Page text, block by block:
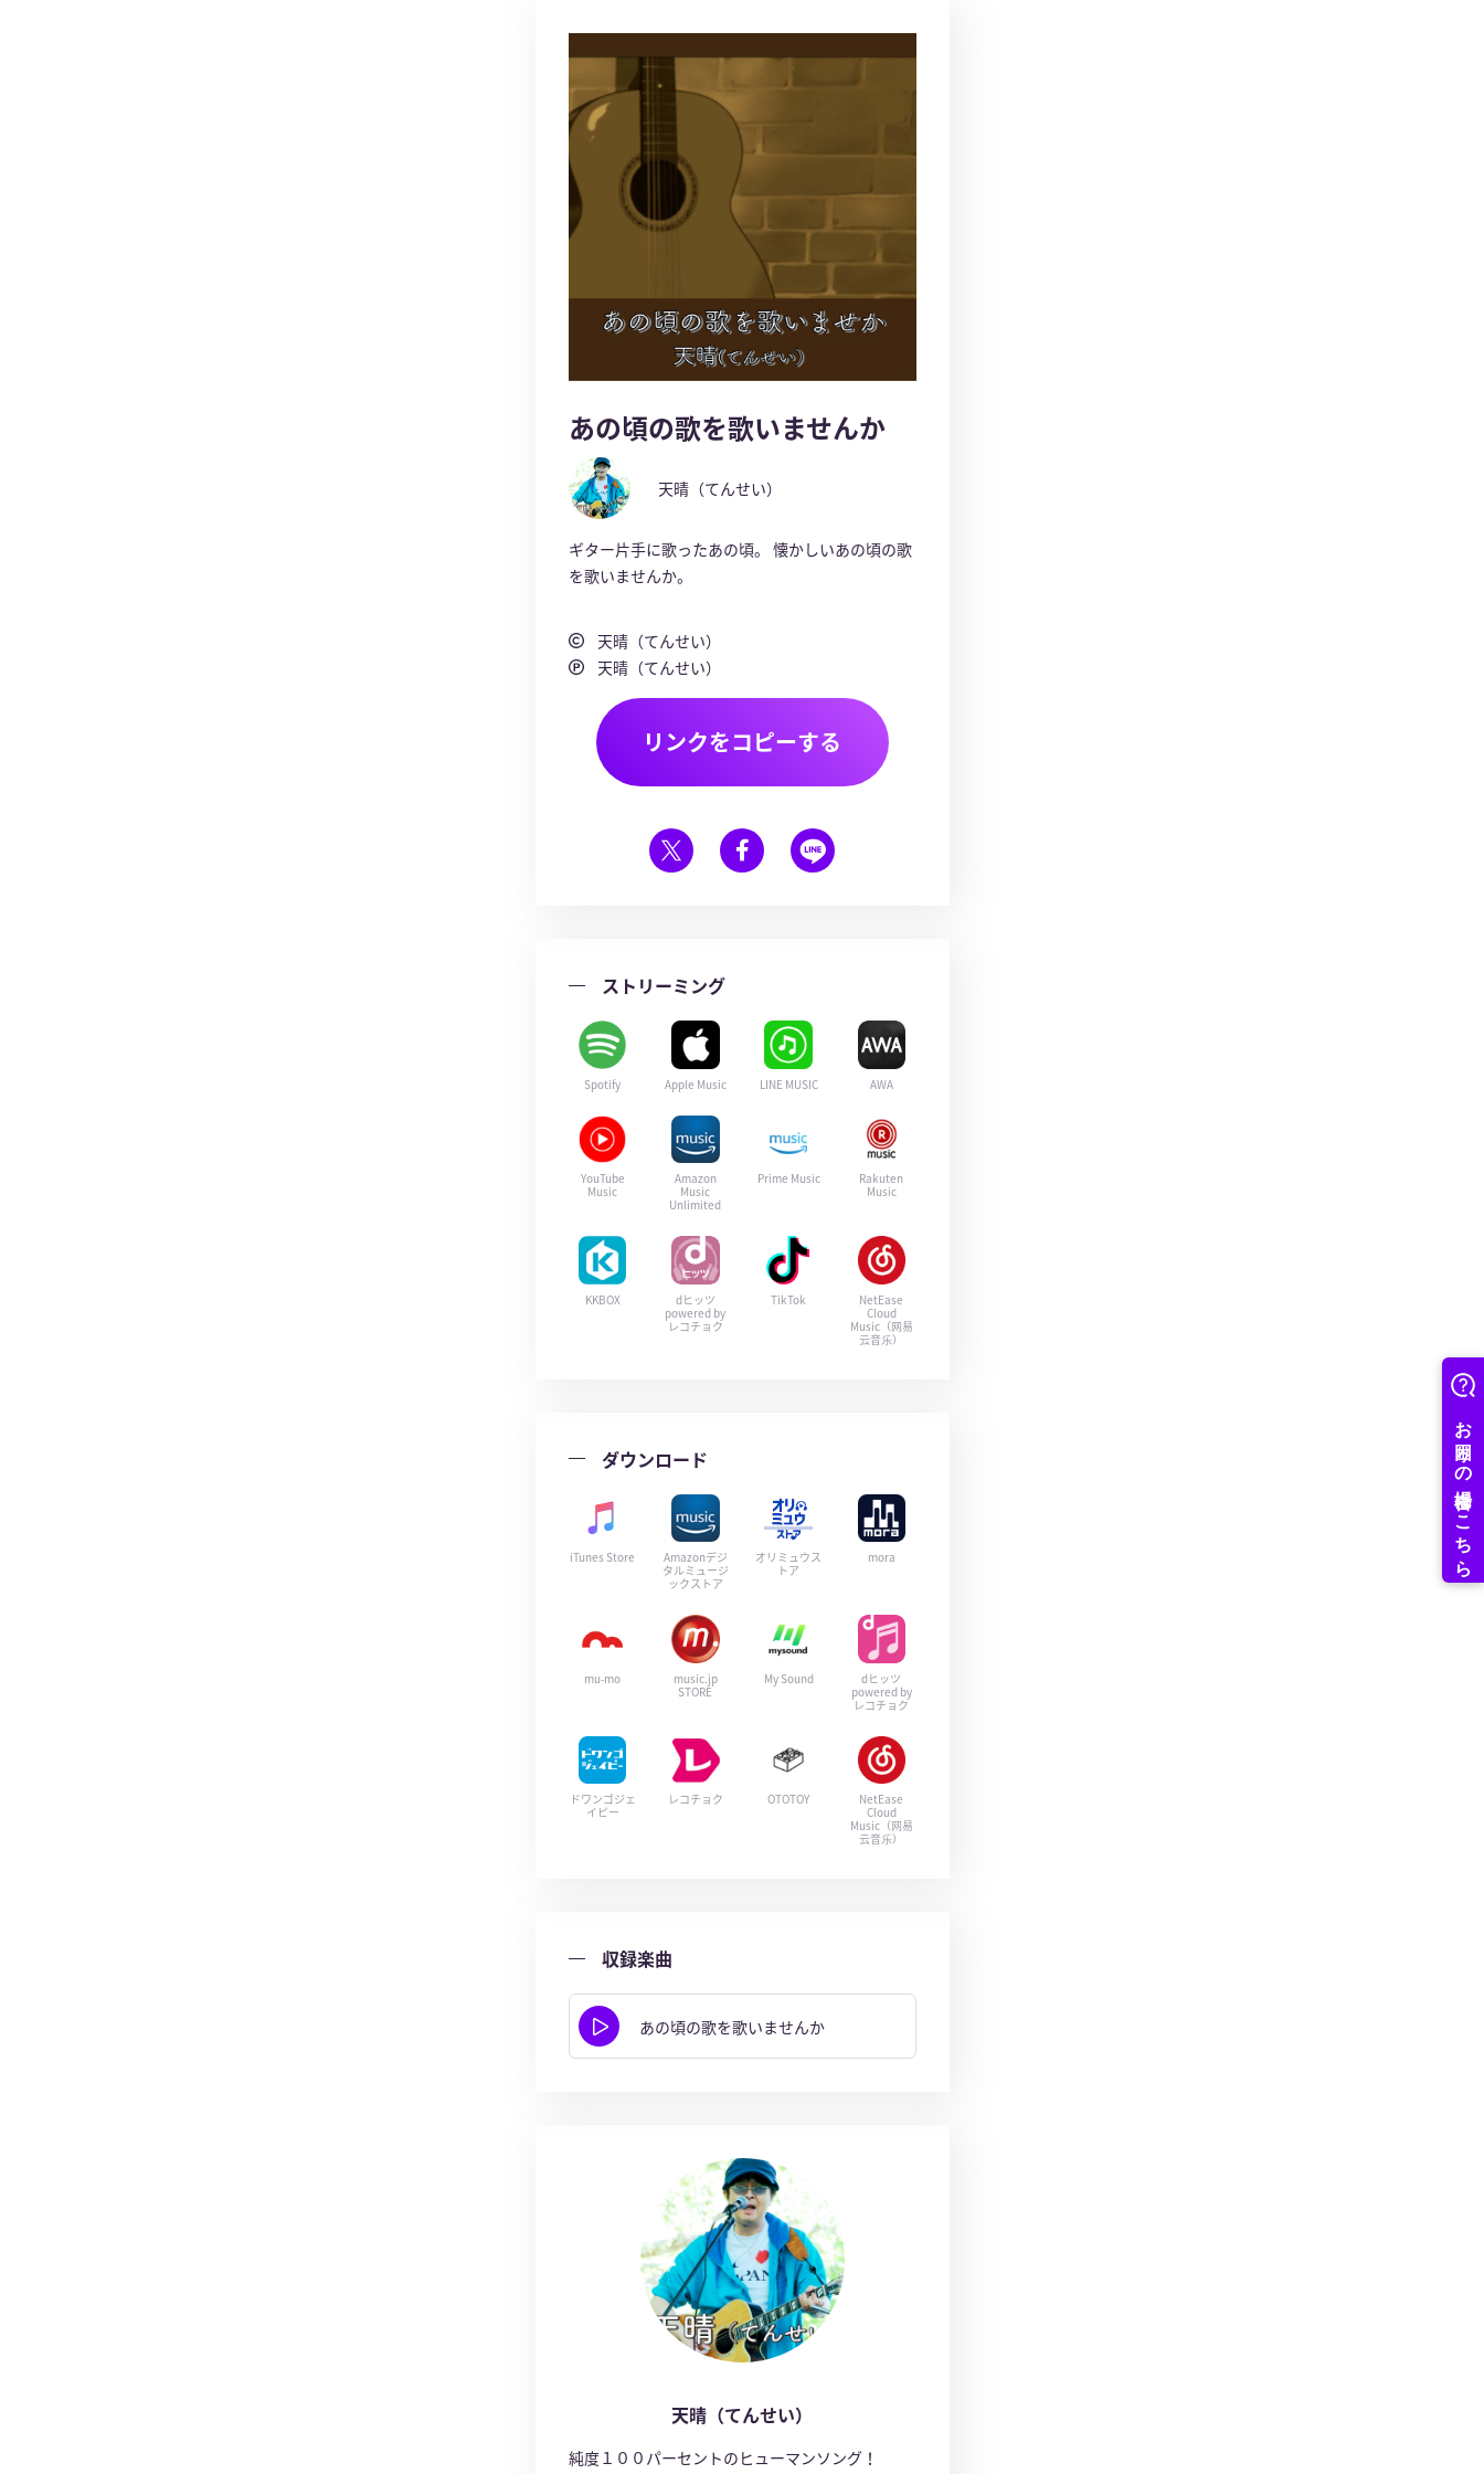
あの頃の歌を歌いませんか
天晴（てんせい）
ギター片手に歌ったあの頃。 懐かしいあの頃の歌
を歌いませんか。
天晴（てんせい）
天晴（てんせい）
リンクをコピーする
ストリーミング
Spotify Apple Music LINE MUSIC AWA
YouTube
Music
Amazon
Music
Unlimited
Prime Music
Rakuten
Music
KKBOX
dヒッツ
powered by
レコチョク
TikTok
NetEase
Cloud
Music（网易
云音乐）
ダウンロード
iTunes Store
Amazonデジ
タルミュージ
ックストア
オリミュウス
トア
mora
mu-mo
music.jp
STORE
My Sound
dヒッツ
powered by
レコチョク
ドワンゴジェ
イピー
レコチョク OTOTOY
NetEase
Cloud
Music（网易
云音乐）
収録楽曲
あの頃の歌を歌いませんか
天晴（てんせい）
純度１００パーセントのヒューマンソング！